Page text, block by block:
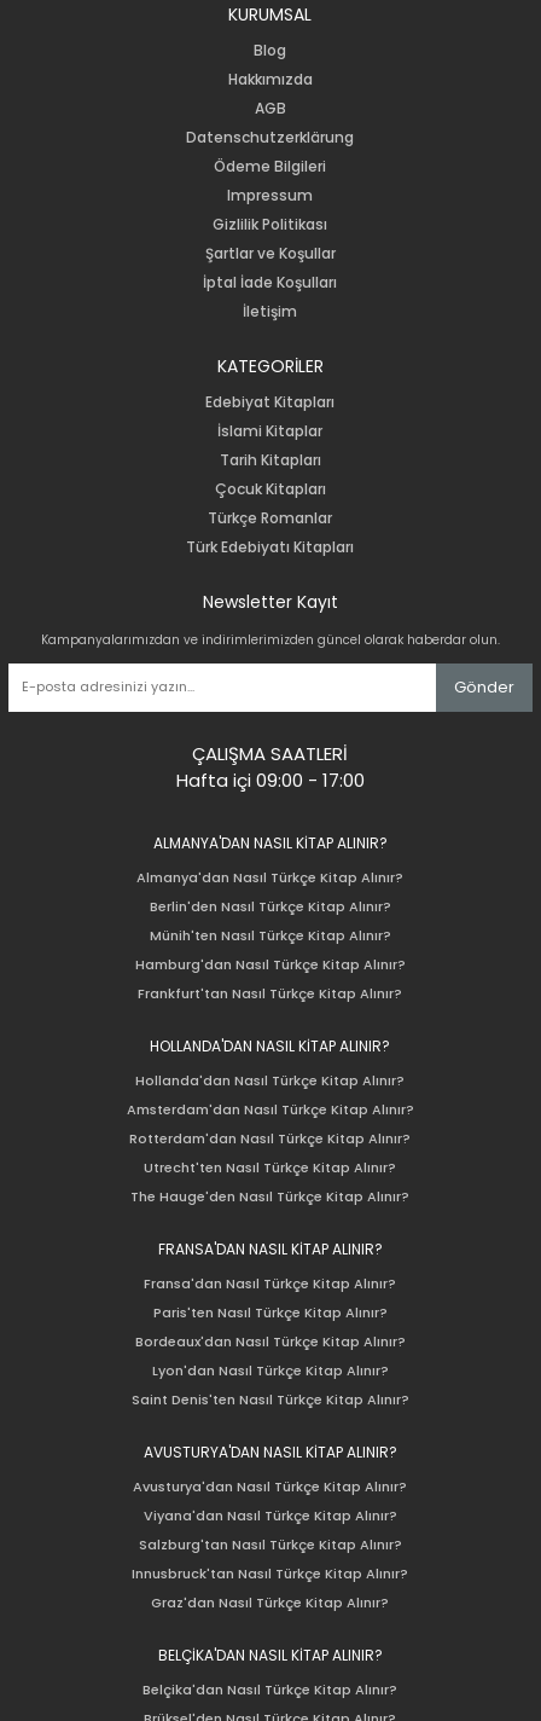
KURUMSAL
Blog
Hakkımızda
AGB
Datenschutzerklärung
Ödeme Bilgileri
Impressum
Gizlilik Politikası
Şartlar ve Koşullar
İptal İade Koşulları
İletişim
KATEGORİLER
Edebiyat Kitapları
İslami Kitaplar
Tarih Kitapları
Çocuk Kitapları
Türkçe Romanlar
Türk Edebiyatı Kitapları
Newsletter Kayıt
Kampanyalarımızdan ve indirimlerimizden güncel olarak haberdar olun.
Gönder
ÇALIŞMA SAATLERİ
Hafta içi 09:00 - 17:00
ALMANYA'DAN NASIL KİTAP ALINIR?
Almanya'dan Nasıl Türkçe Kitap Alınır?
Berlin'den Nasıl Türkçe Kitap Alınır?
Münih'ten Nasıl Türkçe Kitap Alınır?
Hamburg'dan Nasıl Türkçe Kitap Alınır?
Frankfurt'tan Nasıl Türkçe Kitap Alınır?
HOLLANDA'DAN NASIL KİTAP ALINIR?
Hollanda'dan Nasıl Türkçe Kitap Alınır?
Amsterdam'dan Nasıl Türkçe Kitap Alınır?
Rotterdam'dan Nasıl Türkçe Kitap Alınır?
Utrecht'ten Nasıl Türkçe Kitap Alınır?
The Hauge'den Nasıl Türkçe Kitap Alınır?
FRANSA'DAN NASIL KİTAP ALINIR?
Fransa'dan Nasıl Türkçe Kitap Alınır?
Paris'ten Nasıl Türkçe Kitap Alınır?
Bordeaux'dan Nasıl Türkçe Kitap Alınır?
Lyon'dan Nasıl Türkçe Kitap Alınır?
Saint Denis'ten Nasıl Türkçe Kitap Alınır?
AVUSTURYA'DAN NASIL KİTAP ALINIR?
Avusturya'dan Nasıl Türkçe Kitap Alınır?
Viyana'dan Nasıl Türkçe Kitap Alınır?
Salzburg'tan Nasıl Türkçe Kitap Alınır?
Innusbruck'tan Nasıl Türkçe Kitap Alınır?
Graz'dan Nasıl Türkçe Kitap Alınır?
BELÇİKA'DAN NASIL KİTAP ALINIR?
Belçika'dan Nasıl Türkçe Kitap Alınır?